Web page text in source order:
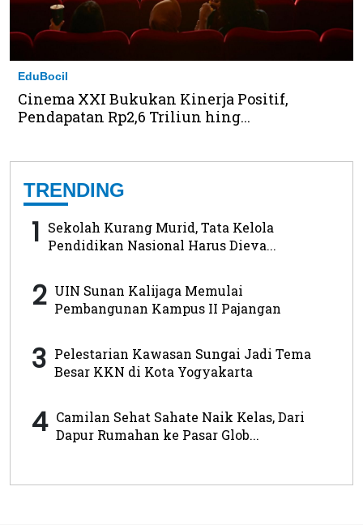
EduBocil
Cinema XXI Bukukan Kinerja Positif,
Pendapatan Rp2,6 Triliun hing...
TRENDING
1 Sekolah Kurang Murid, Tata Kelola
Pendidikan Nasional Harus Dieva...
2 UIN Sunan Kalijaga Memulai
Pembangunan Kampus II Pajangan
3 Pelestarian Kawasan Sungai Jadi Tema
Besar KKN di Kota Yogyakarta
4 Camilan Sehat Sahate Naik Kelas, Dari
Dapur Rumahan ke Pasar Glob...